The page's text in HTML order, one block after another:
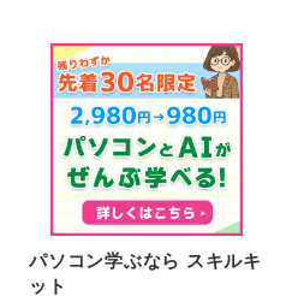
パソコン学ぶなら スキルキ
ット